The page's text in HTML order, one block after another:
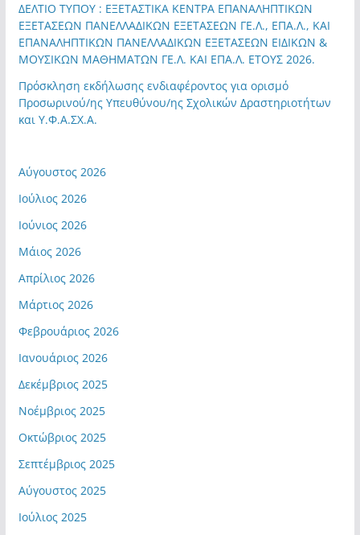
ΔΕΛΤΙΟ ΤΥΠΟΥ : ΕΞΕΤΑΣΤΙΚΑ ΚΕΝΤΡΑ ΕΠΑΝΑΛΗΠΤΙΚΩΝ
ΕΞΕΤΑΣΕΩΝ ΠΑΝΕΛΛΑΔΙΚΩΝ ΕΞΕΤΑΣΕΩΝ ΓΕ.Λ., ΕΠΑ.Λ., ΚΑΙ
ΕΠΑΝΑΛΗΠΤΙΚΩΝ ΠΑΝΕΛΛΑΔΙΚΩΝ ΕΞΕΤΑΣΕΩΝ ΕΙΔΙΚΩΝ &
ΜΟΥΣΙΚΩΝ ΜΑΘΗΜΑΤΩΝ ΓΕ.Λ. ΚΑΙ ΕΠΑ.Λ. ΕΤΟΥΣ 2026.
Πρόσκληση εκδήλωσης ενδιαφέροντος για ορισμό
Προσωρινού/ης Υπευθύνου/ης Σχολικών Δραστηριοτήτων
και Υ.Φ.Α.ΣΧ.Α.
Αύγουστος 2026
Ιούλιος 2026
Ιούνιος 2026
Μάιος 2026
Απρίλιος 2026
Μάρτιος 2026
Φεβρουάριος 2026
Ιανουάριος 2026
Δεκέμβριος 2025
Νοέμβριος 2025
Οκτώβριος 2025
Σεπτέμβριος 2025
Αύγουστος 2025
Ιούλιος 2025